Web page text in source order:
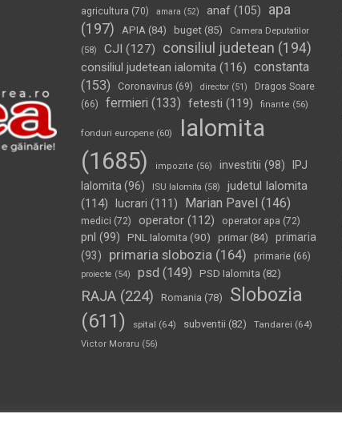
agricultura (70) amara (52) anaf(105)
apa
(197)
APIA(84) buget(85)
Camera Deputatilor
(58)
CJI (127) consiliul judetean (194)
consiliul judetean ialomita(116) constanta
(153)
Coronavirus (69) director(51)
Dragos Soare
(66)
fermieri (133) fetesti (119) finante (56)
fonduri europene(60)
Ialomita
(1685)
impozite (56) investitii (98)
IPJ
Ialomita (96) ISU Ialomita (58)
judetul Ialomita
(114) lucrari (111) Marian Pavel (146)
medici (72) operator(112) operator apa (72)
pnl (99) PNL Ialomita (90) primar(84)
primaria
(93)
primaria slobozia(164) primarie(66)
proiecte (54) psd (149) PSD Ialomita (82)
RAJA(224) Romania (78)
Slobozia
(611)
spital (64) subventii (82) Tandarei (64)
Victor Moraru (56)